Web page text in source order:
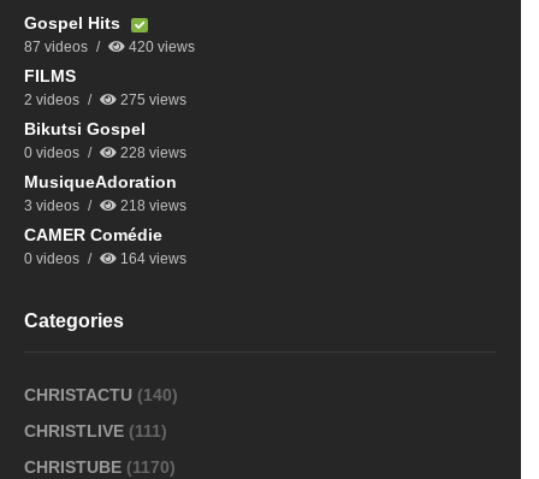
Gospel Hits
87 videos 420 views
FILMS
2 videos 275 views
Bikutsi Gospel
0 videos 228 views
MusiqueAdoration
3 videos 218 views
CAMER Comédie
0 videos 164 views
Categories
CHRISTACTU (140)
CHRISTLIVE (111)
CHRISTUBE (1170)